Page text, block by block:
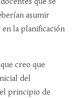
asumir
la planificación
creo que
del
principio de